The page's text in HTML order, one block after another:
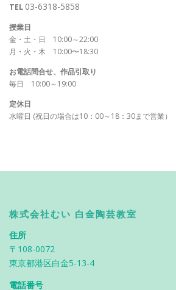
TEL 03-6318-5858
授業日
金・土・日 10:00～22:00
月・火・木 10:00〜18:30
お電話問合せ、作品引取り
毎日 10:00～19:00
定休日
水曜日 (祝日の場合は10：00～18：30まで営業）
株式会社むい 白金陶芸教室
住所
〒108-0072
東京都港区白金5-13-4
電話番号